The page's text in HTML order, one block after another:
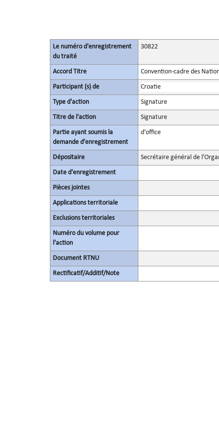
Le numéro d'enregistrement
du traité
30822
Accord Titre Convention-cadre des
Participant (s) de Croatie
Type d'action Signature
Titre de l'action Signature
Partie ayant soumis la
demande d’enregistrement
d'office
Dépositaire Secrétaire général de
Date d'enregistrement
Pièces jointes
Applications territoriale
Exclusions territoriales
Numéro du volume pour
l'action
Document RTNU
Rectificatif/Additif/Note